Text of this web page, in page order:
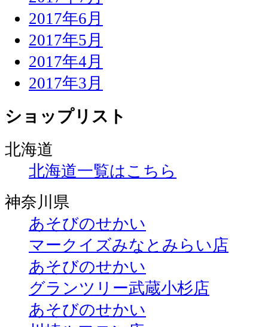
2017年6月
2017年5月
2017年4月
2017年3月
ショップリスト
北海道
北海道一覧はこちら
神奈川県
あそびのせかい
マークイズみなとみらい店
あそびのせかい
グランツリー武蔵小杉店
あそびのせかい